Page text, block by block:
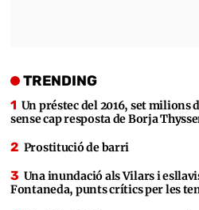
TRENDING
Un préstec del 2016, set milions
sense cap resposta de Borja
Prostitució de barri
Una inundació als Vilars i
Fontaneda, punts crítics per les